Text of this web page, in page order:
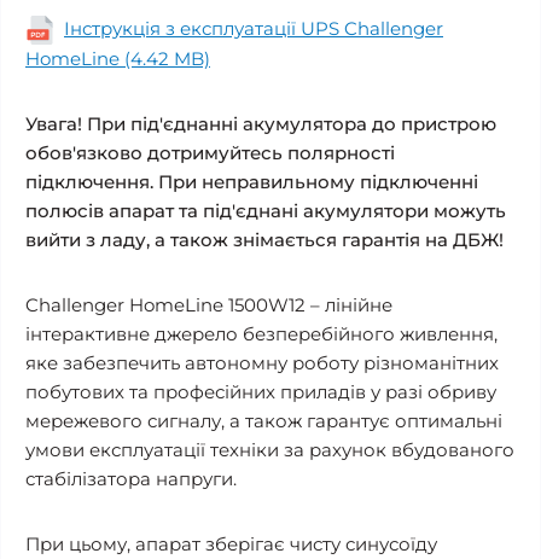
Інструкція з експлуатації UPS Challenger
HomeLine (4.42 MB)
Увага! При під'єднанні акумулятора до пристрою
обов'язково дотримуйтесь полярності
підключення. При неправильному підключенні
полюсів апарат та під'єднані акумулятори можуть
вийти з ладу, а також знімається гарантія на ДБЖ!
Challenger HomeLine 1500W12 – лінійне
інтерактивне джерело безперебійного живлення,
яке забезпечить автономну роботу різноманітних
побутових та професійних приладів у разі обриву
мережевого сигналу, а також гарантує оптимальні
умови експлуатації техніки за рахунок вбудованого
стабілізатора напруги.
При цьому, апарат зберігає чисту синусоїду